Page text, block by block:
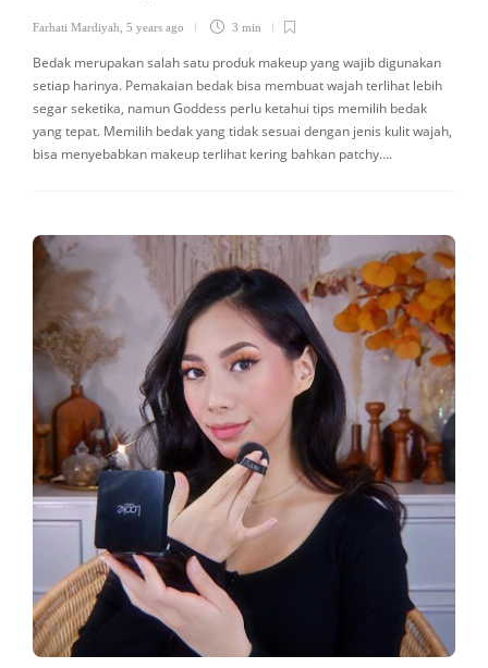
Farhati Mardiyah 5 years ago 3 min
Bedak merupakan salah satu produk makeup yang wajib digunakan
setiap harinya. Pemakaian bedak bisa membuat wajah terlihat lebih
segar seketika, namun Goddess perlu ketahui tips memilih bedak
yang tepat. Memilih bedak yang tidak sesuai dengan jenis kulit wajah,
bisa menyebabkan makeup terlihat kering bahkan patchy….